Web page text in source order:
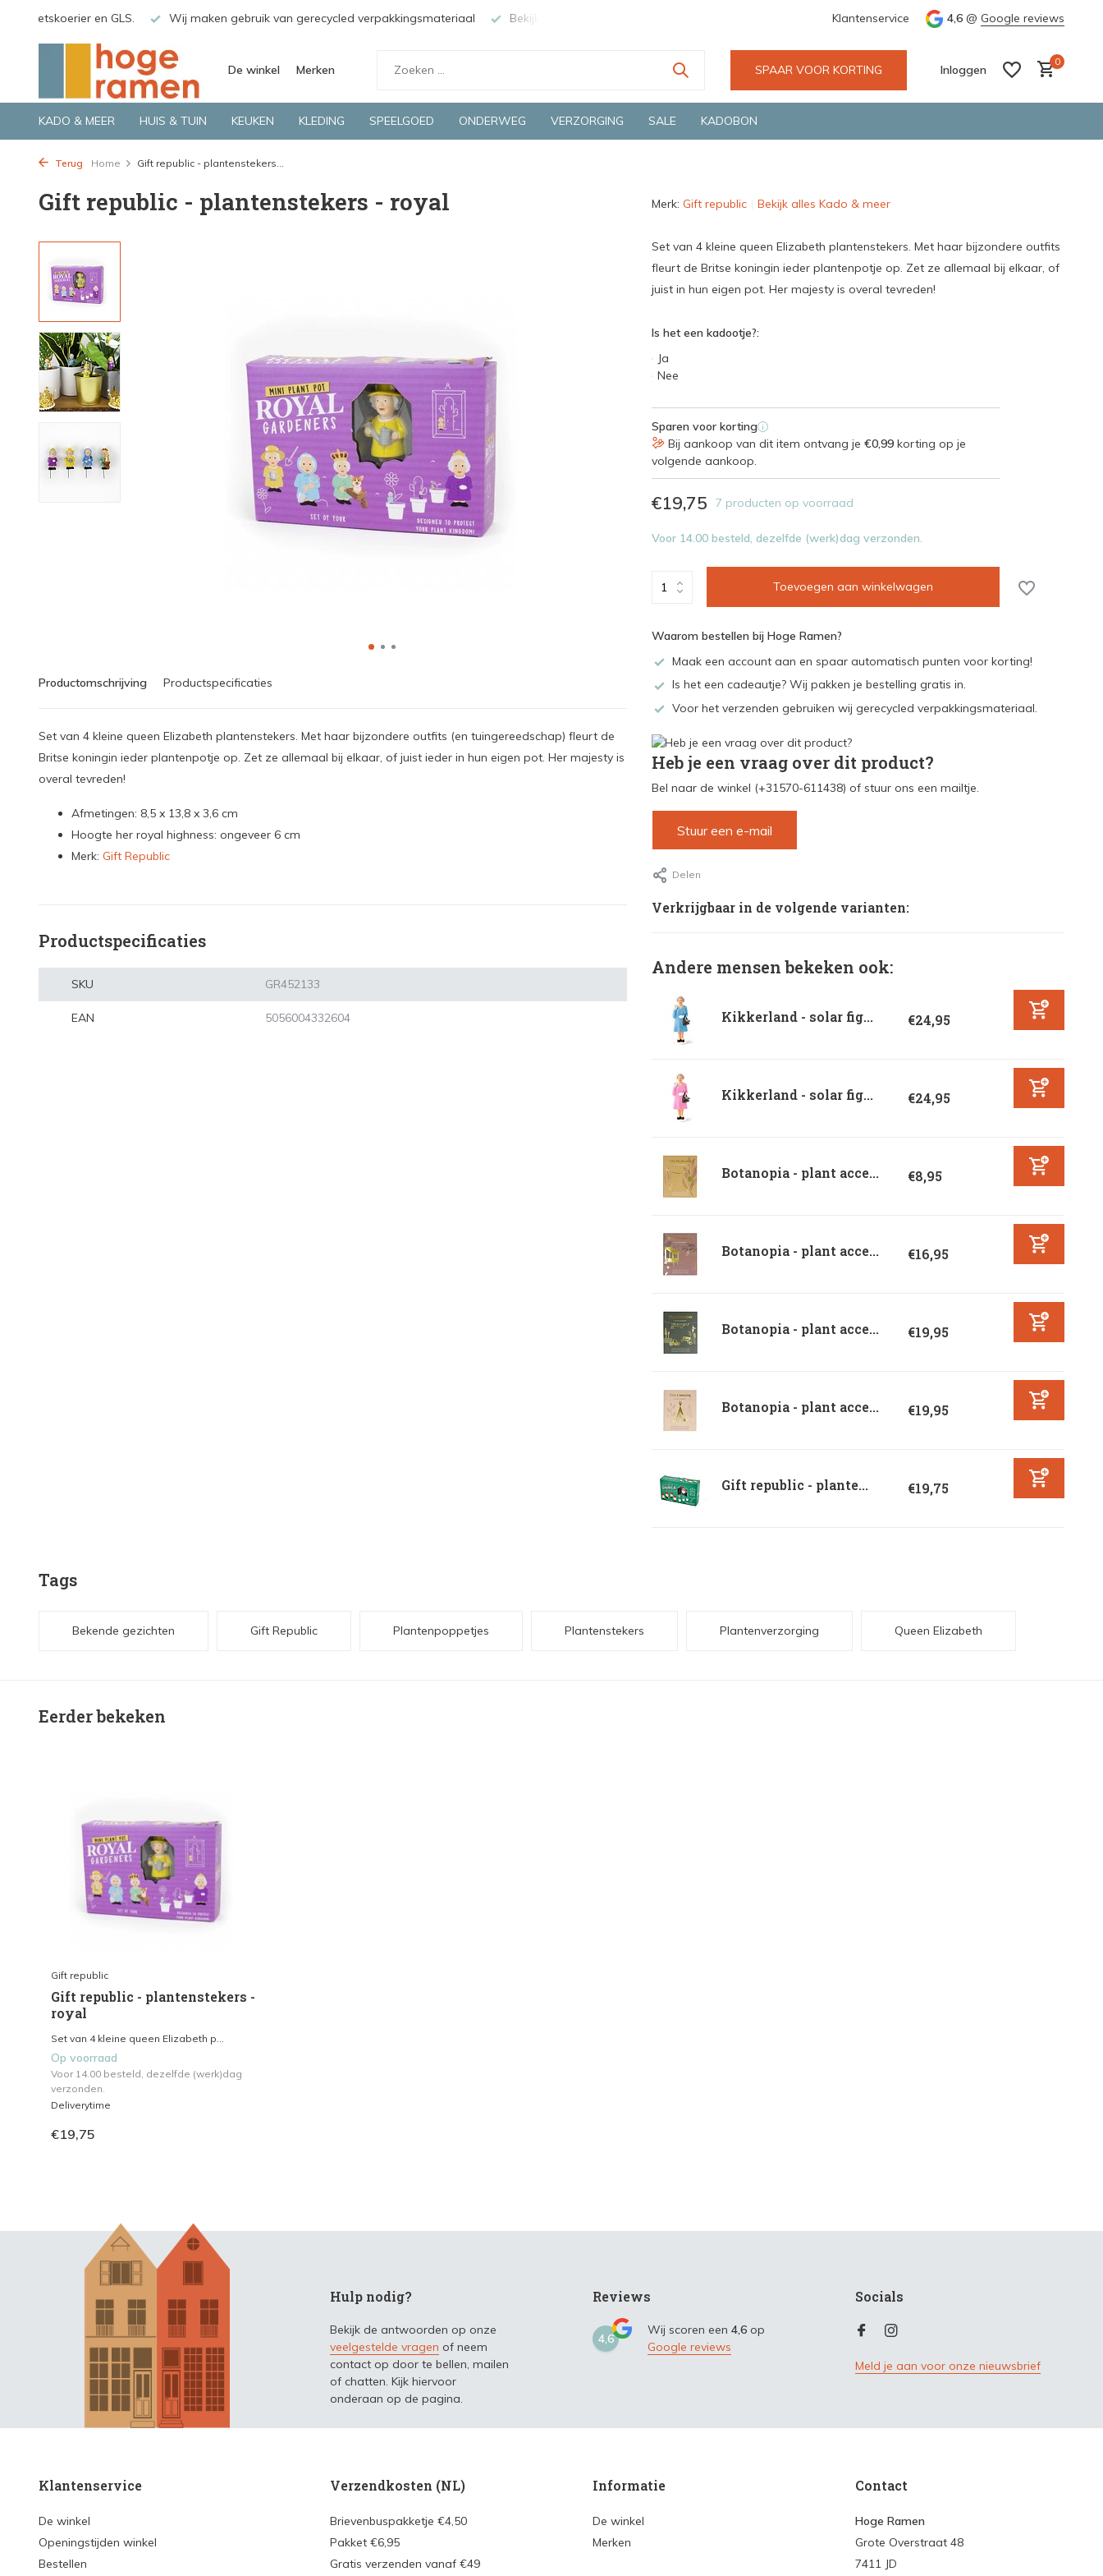
verpakkingsmateriaal Bekijk de producten live in onze winkel in Deventer Groene en snelle bezorging door o.a. Fietskoerier en GLS. Klantenservice 4,6 @ Google reviews
De winkel Merken SPAAR VOOR KORTING Inloggen
0
KADO & MEER HUIS & TUIN KEUKEN KLEDING SPEELGOED ONDERWEG VERZORGING SALE KADOBON
Terug Home Gift republic - plantenstekers...
Gift republic - plantenstekers - royal
Productomschrijving Productspecificaties
Set van 4 kleine queen Elizabeth plantenstekers. Met haar bijzondere outfits (en tuingereedschap) fleurt de
Britse koningin ieder plantenpotje op. Zet ze allemaal bij elkaar, of juist ieder in hun eigen pot. Her majesty is
overal tevreden!
Afmetingen: 8,5 x 13,8 x 3,6 cm
Hoogte her royal highness: ongeveer 6 cm
Merk: Gift Republic
Productspecificaties
SKU GR452133
EAN 5056004332604
Merk: Gift republic Bekijk alles Kado & meer
Set van 4 kleine queen Elizabeth plantenstekers. Met haar bijzondere outfits
fleurt de Britse koningin ieder plantenpotje op. Zet ze allemaal bij elkaar, of
juist in hun eigen pot. Her majesty is overal tevreden!
Is het een kadootje?:
Ja
Nee
Sparen voor korting i
Bij aankoop van dit item ontvang je €0,99korting op je
volgende aankoop.
€19,75 7 producten op voorraad
Voor 14.00 besteld, dezelfde (werk)dag verzonden.
Toevoegen aan winkelwagen
Waarom bestellen bij Hoge Ramen?
Maak een account aan en spaar automatisch punten voor korting!
Is het een cadeautje? Wij pakken je bestelling gratis in.
Voor het verzenden gebruiken wij gerecycled verpakkingsmateriaal.
Heb je een vraag over dit product?
Bel naar de winkel (+31570-611438) of stuur ons een mailtje.
Stuur een e-mail
Delen
Verkrijgbaar in de volgende varianten:
Andere mensen bekeken ook:
Kikkerland - solar fig... €24,95
Kikkerland - solar fig... €24,95
Botanopia - plant acce... €8,95
Botanopia - plant acce... €16,95
Botanopia - plant acce... €19,95
Botanopia - plant acce... €19,95
Gift republic - plante... €19,75
Tags
Bekende gezichten Gift Republic Plantenpoppetjes Plantenstekers Plantenverzorging Queen Elizabeth
Eerder bekeken
Gift republic
Gift republic - plantenstekers -
royal
Set van 4 kleine queen Elizabeth p...
Op voorraad
Voor 14.00 besteld, dezelfde (werk)dag
verzonden.
Deliverytime
€19,75
Hulp nodig?
Bekijk de antwoorden op onze
veelgestelde vragen of neem
contact op door te bellen, mailen
of chatten. Kijk hiervoor
onderaan op de pagina.
Reviews
4,6
Wij scoren een 4,6 op
Google reviews
Socials
Meld je aan voor onze nieuwsbrief
Klantenservice
De winkel
Openingstijden winkel
Bestellen
Verzendkosten (NL)
Brievenbuspakketje €4,50
Pakket €6,95
Gratis verzenden vanaf €49
Informatie
De winkel
Merken
Contact
Hoge Ramen
Grote Overstraat 48
7411 JD